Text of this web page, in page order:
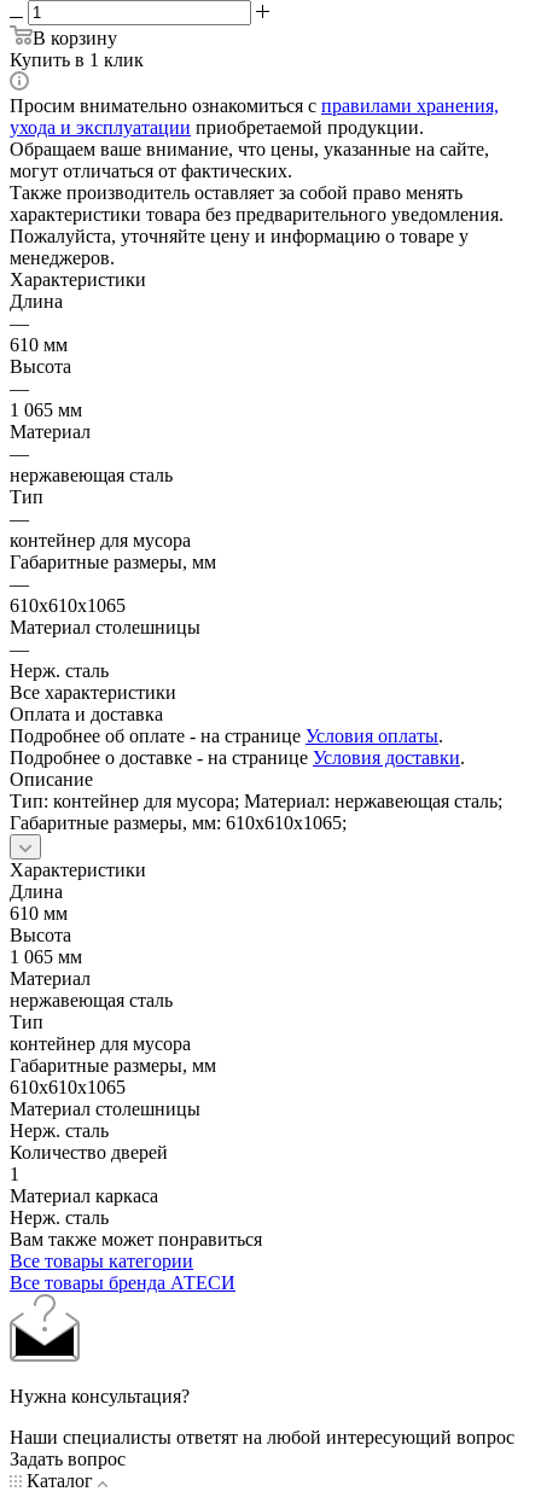
В корзину
Купить в 1 клик
Просим внимательно ознакомиться с правилами хранения,
ухода и эксплуатации приобретаемой продукции.
Обращаем ваше внимание, что цены, указанные на сайте,
могут отличаться от фактических.
Также производитель оставляет за собой право менять
характеристики товара без предварительного уведомления.
Пожалуйста, уточняйте цену и информацию о товаре у
менеджеров.
Характеристики
Длина
—
610 мм
Высота
—
1 065 мм
Материал
—
нержавеющая сталь
Тип
—
контейнер для мусора
Габаритные размеры, мм
—
610х610х1065
Материал столешницы
—
Нерж. сталь
Все характеристики
Оплата и доставка
Подробнее об оплате - на странице Условия оплаты.
Подробнее о доставке - на странице Условия доставки.
Описание
Тип: контейнер для мусора; Материал: нержавеющая сталь;
Габаритные размеры, мм: 610х610х1065;
Характеристики
Длина
610 мм
Высота
1 065 мм
Материал
нержавеющая сталь
Тип
контейнер для мусора
Габаритные размеры, мм
610х610х1065
Материал столешницы
Нерж. сталь
Количество дверей
1
Материал каркаса
Нерж. сталь
Вам также может понравиться
Все товары категории
Все товары бренда АТЕСИ
Нужна консультация?
Наши специалисты ответят на любой интересующий вопрос
Задать вопрос
Каталог